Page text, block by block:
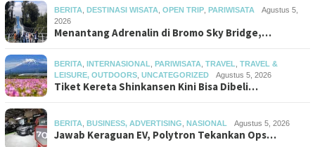
BERITA DESTINASI WISATA OPEN TRIP PARIWISATA
Agustus 5,
2026
Menantang Adrenalin di Bromo Sky Bridge,…
BERITA INTERNASIONAL PARIWISATA TRAVEL TRAVEL &
LEISURE, OUTDOORS UNCATEGORIZED Agustus 5, 2026
Tiket Kereta Shinkansen Kini Bisa Dibeli…
BERITA BUSINESS, ADVERTISING NASIONAL Agustus 5, 2026
Jawab Keraguan EV, Polytron Tekankan Ops…